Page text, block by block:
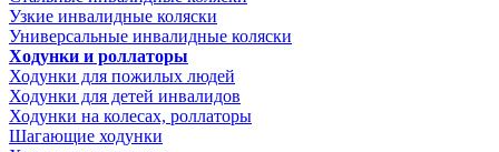
Узкие инвалидные коляски
Универсальные инвалидные коляски
Ходунки и роллаторы
Ходунки для пожилых людей
Ходунки для детей инвалидов
Ходунки на колесах, роллаторы
Шагающие ходунки